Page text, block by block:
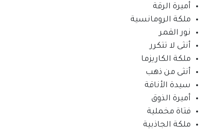
أميرة الرقة
ملكة الرومانسية
نور القمر
أنثى لا تتكرر
ملكة الكاريزما
أنثى من ذهب
سيدة الأناقة
أميرة الذوق
فتاة مخملية
ملكة الجاذبية